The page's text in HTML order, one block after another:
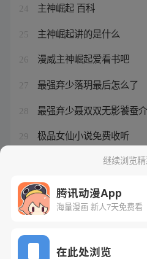
24 主神崛起 百科
25 主神崛起讲的是什么
26 漫威主神崛起爱看书吧
27 最强弃少落玥最后怎么了
28 最强弃少聂双双无影饕蚕
29 极品女仙小说免费收听
主神崛起女主角推到章节
继续浏览
腾讯动漫App
海量漫画 新人7天免费看
在此处浏览
网站备案/许可证号：